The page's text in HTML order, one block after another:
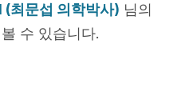
(최문섭 의학박사) 님의
수 있습니다.